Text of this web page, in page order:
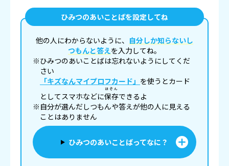
ひみつのあいことばを設定してね
他の人にわからないように、 自分しか知らないし
つもんと答えを入力してね。
※ひみつのあいことばは忘れないようにしてくだ
さい
「キズなんマイプロフカード」 を使うとカード
としてスマホなどに保存
ほぞん
できるよ
※自分が選んだしつもんや答えが他の人に見える
ことはありません
ひみつのあいことばってなに？